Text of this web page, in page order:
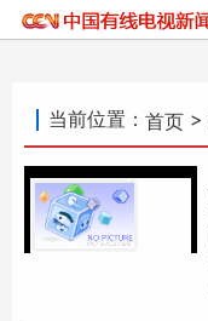
当前位置： 首页 >